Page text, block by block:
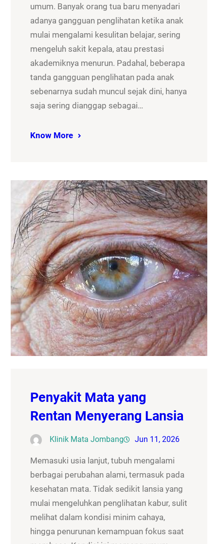
umum. Banyak orang tua baru menyadari
adanya gangguan penglihatan ketika anak
mulai mengalami kesulitan belajar, sering
mengeluh sakit kepala, atau prestasi
akademiknya menurun. Padahal, beberapa
tanda gangguan penglihatan pada anak
sebenarnya sudah muncul sejak dini, hanya
saja sering dianggap sebagai…
Know More
Penyakit Mata yang
Rentan Menyerang Lansia
Klinik Mata Jombang Jun 11, 2026
Memasuki usia lanjut, tubuh mengalami
berbagai perubahan alami, termasuk pada
kesehatan mata. Tidak sedikit lansia yang
mulai mengeluhkan penglihatan kabur, sulit
melihat dalam kondisi minim cahaya,
hingga penurunan kemampuan fokus saat